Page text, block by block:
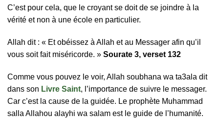
C’est pour cela, que le croyant se doit de se joindre à la
vérité et non à une école en particulier.
Allah dit : « Et obéissez à Allah et au Messager afin qu’il
vous soit fait miséricorde. » Sourate 3, verset 132
Comme vous pouvez le voir, Allah soubhana wa ta3ala dit
dans son Livre Saint, l’importance de suivre le messager.
Car c’est la cause de la guidée. Le prophète Muhammad
salla Allahou alayhi wa salam est le guide de l’humanité.